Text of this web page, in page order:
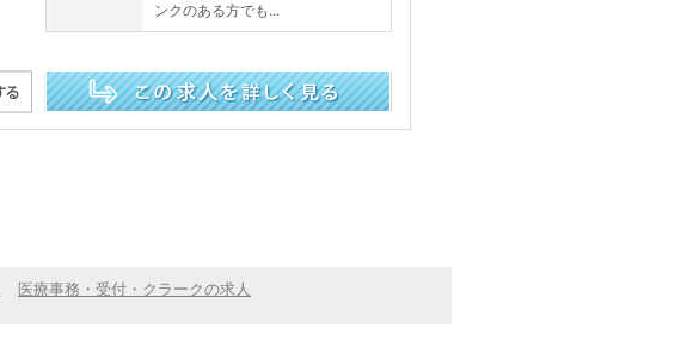
ンクのある方でも...
医療事務・受付・クラークの求人